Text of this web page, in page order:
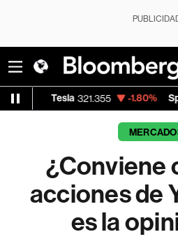
-1.80% Space X 108.29
¿Conviene
acciones de
es la